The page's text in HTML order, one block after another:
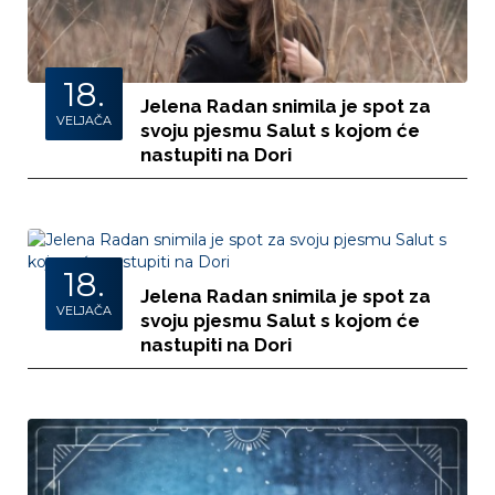
18.
VELJAČA
Jelena Radan snimila je spot za
svoju pjesmu Salut s kojom će
nastupiti na Dori
18.
VELJAČA
Jelena Radan snimila je spot za
svoju pjesmu Salut s kojom će
nastupiti na Dori